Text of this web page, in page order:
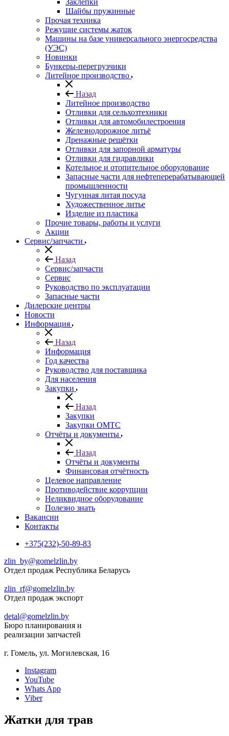
Заклепки
Шайбы пружинные
Прочая техника
Режущие системы жаток
Машины на базе универсального энергосредства
(УЭС)
Новинки
Бункеры-перегрузчики
Литейное производство
Назад
Литейное производство
Отливки для сельхозтехники
Отливки для автомобилестроения
Железнодорожное литьё
Дренажные решётки
Отливки для запорной арматуры
Отливки для гидравлики
Котельное и отопительное оборудование
Запасные части для нефтеперерабатывающей
промышленности
Чугунная литая посуда
Художественное литье
Изделие из пластика
Прочие товары, работы и услуги
Акции
Сервис/запчасти
Назад
Сервис/запчасти
Сервис
Руководство по эксплуатации
Запасные части
Дилерские центры
Новости
Информация
Назад
Информация
Год качества
Руководство для поставщика
Для населения
Закупки
Назад
Закупки
Закупки ОМТС
Отчёты и документы
Назад
Отчёты и документы
Финансовая отчётность
Целевое направление
Противодействие коррупции
Неликвидное оборудование
Полезно знать
Вакансии
Контакты
+375(232)-50-89-83
zlin_by@gomelzlin.by
Отдел продаж Республика Беларусь
zlin_rf@gomelzlin.by
Отдел продаж экспорт
detal@gomelzlin.by
Бюро планирования и
реализации запчастей
г. Гомель, ул. Могилевская, 16
Instagram
YouTube
Whats App
Viber
Жатки для трав